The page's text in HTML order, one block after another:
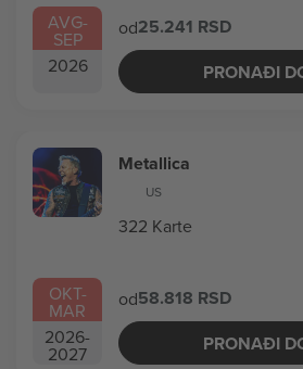
AVG-
SEP
2026
od25.241 RSD
PRONAĐI
OKT-
MAR
2026-
2027
Metallica
US
322 Karte
od58.818 RSD
PRONAĐI